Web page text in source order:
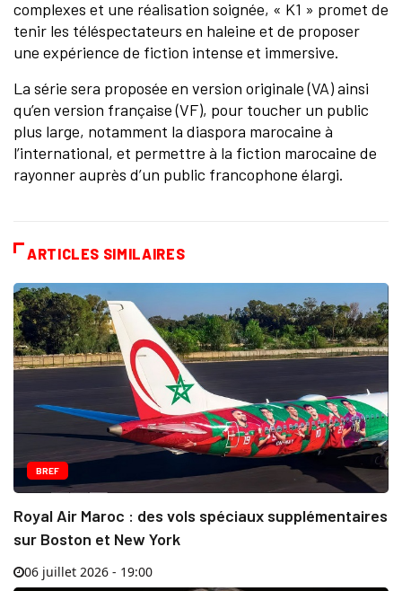
complexes et une réalisation soignée, « K1 » promet de
tenir les téléspectateurs en haleine et de proposer
une expérience de fiction intense et immersive.
La série sera proposée en version originale (VA) ainsi
qu’en version française (VF), pour toucher un public
plus large, notamment la diaspora marocaine à
l’international, et permettre à la fiction marocaine de
rayonner auprès d’un public francophone élargi.
ARTICLES SIMILAIRES
BREF
Royal Air Maroc : des vols spéciaux supplémentaires
sur Boston et New York
06 juillet 2026 - 19:00